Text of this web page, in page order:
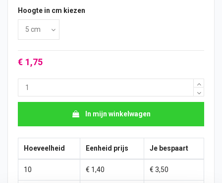
Hoogte in cm kiezen
€ 1,75
In mijn winkelwagen
Hoeveelheid Eenheid prijs Je bespaart
10 € 1,40 € 3,50